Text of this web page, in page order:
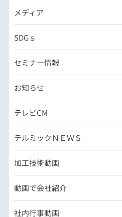
メディア
SDGｓ
セミナー情報
お知らせ
テレビCM
テルミックＮＥＷＳ
加工技術動画
動画で会社紹介
社内行事動画